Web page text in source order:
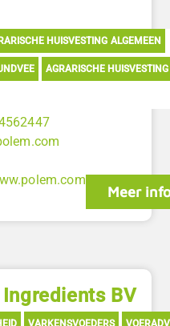
HUISVESTING ALGEMEEN
AGRARISCHE
Meer
BV
VARKENSVOEDERS